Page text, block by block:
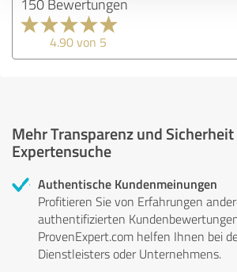
4.90 von 5
Mehr Transparenz und
Expertensuche
Authentische Kundenmeinungen
Profitieren Sie von Erfahrungen
authentifizierten
ProvenExpert.com helfen Ihnen bei
Dienstleisters oder Unternehmens.